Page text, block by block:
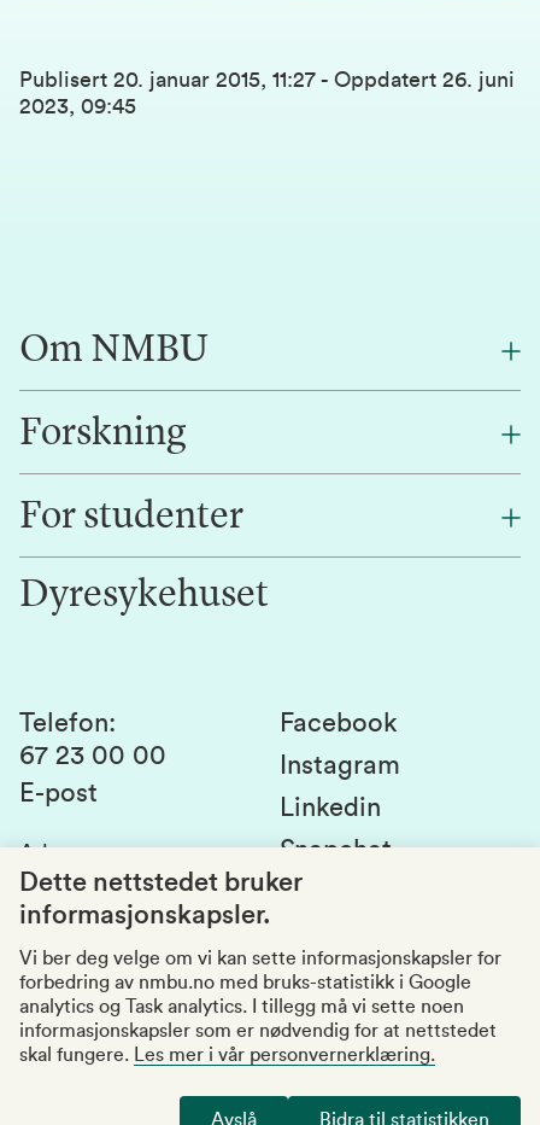
Publisert 20. januar 2015, 11:27 - Oppdatert 26. juni
2023, 09:45
Om NMBU
Om oss
Alumni
Kontakt oss
Forskning
Forskning
Innovasjon
For studenter
Studentlivet
Studier og emner
Studenttinget
Si fra om avvik
Kvalitet i utdanningen
Dyresykehuset
Telefon:
67 23 00 00
E-post
Adresse:
Postboks 5003
1432 Ås
Organisasjonsnummer
969159570
Besøksadresser
Facebook
Instagram
Linkedin
Snapchat
Tilgjengelighetserklæring
Personvernerklæring
Dette nettstedet bruker
informasjonskapsler.
Vi ber deg velge om vi kan sette informasjonskapsler for
forbedring av nmbu.no med bruks-statistikk i Google
analytics og Task analytics. I tillegg må vi sette noen
informasjonskapsler som er nødvendig for at nettstedet
skal fungere.
Les mer i vår personvernerklæring.
Avslå Bidra til statistikken